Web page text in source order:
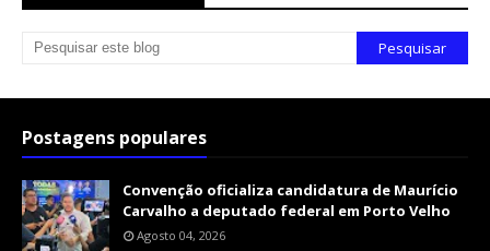
Postagens populares
Convenção oficializa candidatura de Maurício
Carvalho a deputado federal em Porto Velho
Agosto 04, 2026